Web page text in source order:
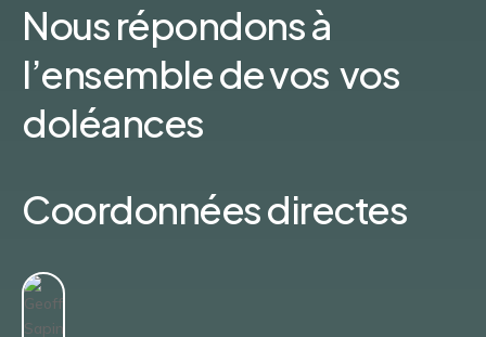
Nous répondons à
l’ensemble de vos vos
doléances
Coordonnées directes